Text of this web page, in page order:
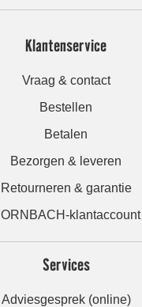
Klantenservice
Vraag & contact
Bestellen
Betalen
Bezorgen & leveren
Retourneren & garantie
klantaccount
Services
Adviesgesprek (online)